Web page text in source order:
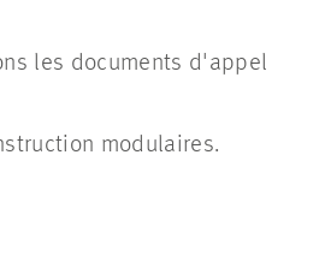
les documents d'appel
modulaires.